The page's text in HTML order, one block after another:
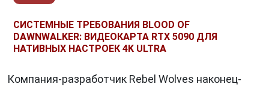
СИСТЕМНЫЕ ТРЕБОВАНИЯ BLOOD OF
DAWNWALKER: ВИДЕОКАРТА RTX 5090 ДЛЯ
НАТИВНЫХ НАСТРОЕК 4K ULTRA
Компания-разработчик Rebel Wolves наконец-